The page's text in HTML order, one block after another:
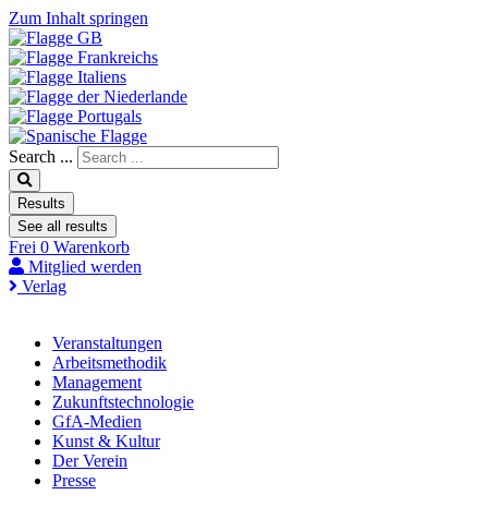
Zum Inhalt springen
Search ...
Results
See all results
Frei 0 Warenkorb
Mitglied werden
Verlag
Veranstaltungen
Arbeitsmethodik
Management
Zukunftstechnologie
GfA-Medien
Kunst & Kultur
Der Verein
Presse